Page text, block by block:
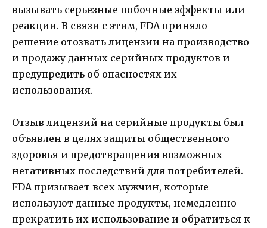
вызывать серьезные побочные эффекты или
реакции. В связи с этим, FDA приняло
решение отозвать лицензии на производство
и продажу данных серийных продуктов и
предупредить об опасностях их
использования.
Отзыв лицензий на серийные продукты был
объявлен в целях защиты общественного
здоровья и предотвращения возможных
негативных последствий для потребителей.
FDA призывает всех мужчин, которые
используют данные продукты, немедленно
прекратить их использование и обратиться к